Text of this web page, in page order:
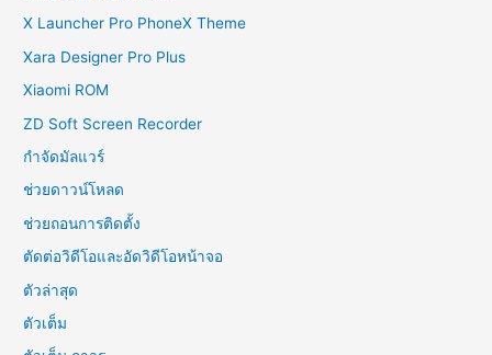
X Launcher Pro PhoneX Theme
Xara Designer Pro Plus
Xiaomi ROM
ZD Soft Screen Recorder
กำจัดมัลแวร์
ช่วยดาวน์โหลด
ช่วยถอนการติดตั้ง
ตัดต่อวิดีโอและอัดวิดีโอหน้าจอ
ตัวล่าสุด
ตัวเต็ม